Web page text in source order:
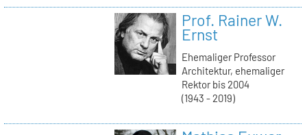
Prof. Rainer W.
Ernst
Ehemaliger Professor
Architektur, ehemaliger
Rektor bis 2004
(1943 - 2019)